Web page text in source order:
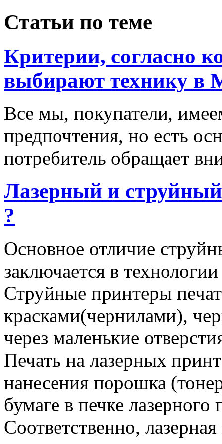
Статьи по теме
Критерии, согласно
выбирают технику в
Все мы, покупатели,
предпочтения, но есть
потребитель обращает
Лазерный и
?
Основное отличие
заключается в
Струйные принтеры
красками(чернилами),
через маленькие
Печать на лазерных
нанесения порошка
бумаге в печке лазерного
Соответственно,